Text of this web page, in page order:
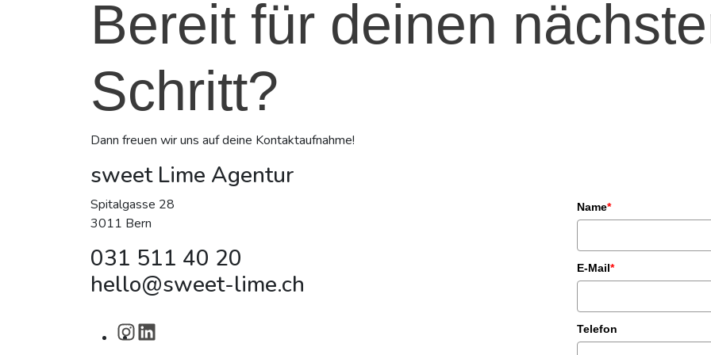
Bereit für deinen
Schritt?
Dann freuen wir uns auf deine Kontaktaufnahme!
sweet Lime Agentur
Spitalgasse 28
3011 Bern
031 511 40 20
hello@sweet-lime.ch
Name*
E-Mail*
Telefon